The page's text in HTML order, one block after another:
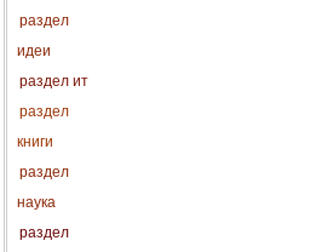
раздел
идеи
раздел ит
раздел
книги
раздел
наука
раздел